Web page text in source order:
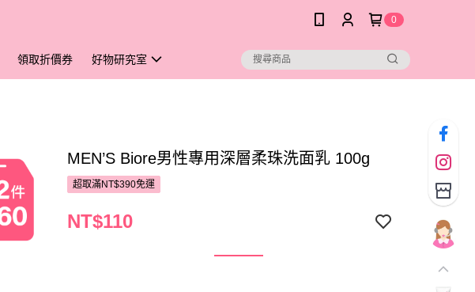
0
領取折價券 好物研究室
MEN’S Biore男性專用深層柔珠洗面乳 100g
超取滿NT$390免運
NT$110